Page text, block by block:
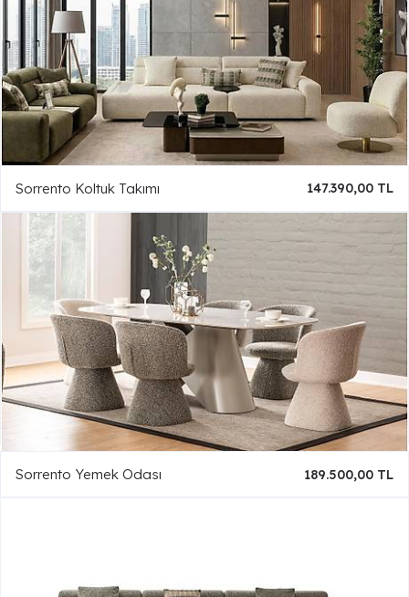
Sorrento Koltuk Takımı 147.390,00 TL
Sorrento Yemek Odası 189.500,00 TL